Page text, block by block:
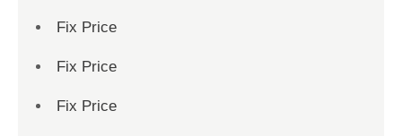
Fix Price
Fix Price
Fix Price